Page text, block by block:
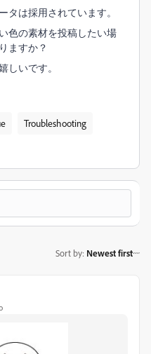
タは採用されています。
色の素材を投稿したい場
ますか？
しいです。
Troubleshooting
Sort by: Newest first